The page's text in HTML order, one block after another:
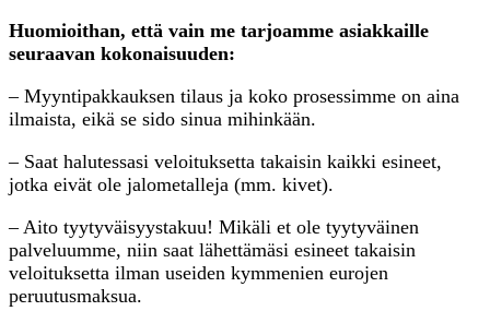
Huomioithan, että vain me tarjoamme asiakkaille
seuraavan kokonaisuuden:
– Myyntipakkauksen tilaus ja koko prosessimme on aina
ilmaista, eikä se sido sinua mihinkään.
– Saat halutessasi veloituksetta takaisin kaikki esineet,
jotka eivät ole jalometalleja (mm. kivet).
– Aito tyytyväisyystakuu! Mikäli et ole tyytyväinen
palveluumme, niin saat lähettämäsi esineet takaisin
veloituksetta ilman useiden kymmenien eurojen
peruutusmaksua.